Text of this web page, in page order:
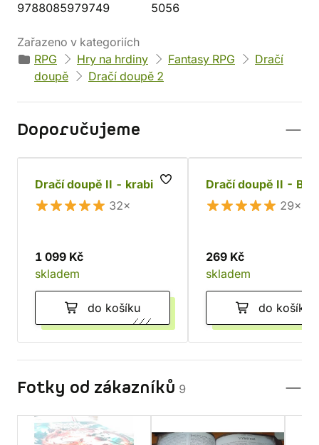
9788085979749
5056
Zařazeno v kategoriích
RPG
Hry na hrdiny Fantasy RPG
Dračí
doupě
Dračí doupě 2
Doporučujeme
Dračí doupě II - krabice
32×
1 099 Kč
skladem
do košíku
Dračí doupě II -
29×
269 Kč
skladem
do košíku
Fotky od zákazníků 9